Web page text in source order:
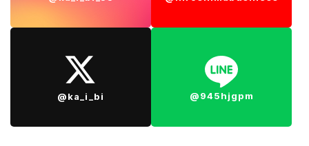
@ka_i_bi @945hjgpm